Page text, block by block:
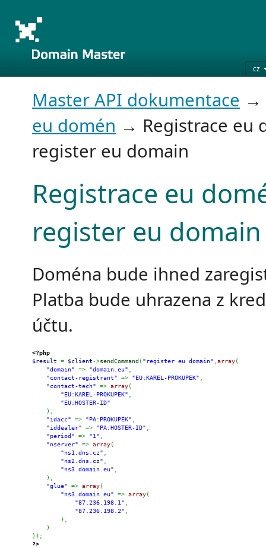
cz
Master API dokumentace →
eu domén → Registrace eu
register eu domain
Registrace eu
register eu domain
Doména bude ihned
Platba bude uhrazena z
účtu.
<?php
$result
= $client->sendCommand ("register eu domain" array(
"domain"
=> "domain.eu"
"contact-registrant"
=> "EU:KAREL-PROKUPEK"
"contact-tech"
=> array(
"EU:KAREL-PROKUPEK"
"EU:HOSTER-ID"
)
"idacc"
=> "PA:PROKUPEK"
"iddealer"
=> "PA:HOSTER-ID"
"period"
=> "1"
"nserver"
=> array(
"ns1.dns.cz"
"ns2.dns.cz"
"ns3.domain.eu"
)
"glue"
=> array(
"ns3.domain.eu"
=> array(
"87.236.198.1"
"87.236.198.2"
)
)
) ) ;
?>